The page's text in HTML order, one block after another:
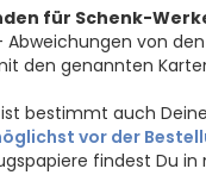
für Schenk-
Abweichungen von
den genannten
bestimmt auch
vor der
findest Du in